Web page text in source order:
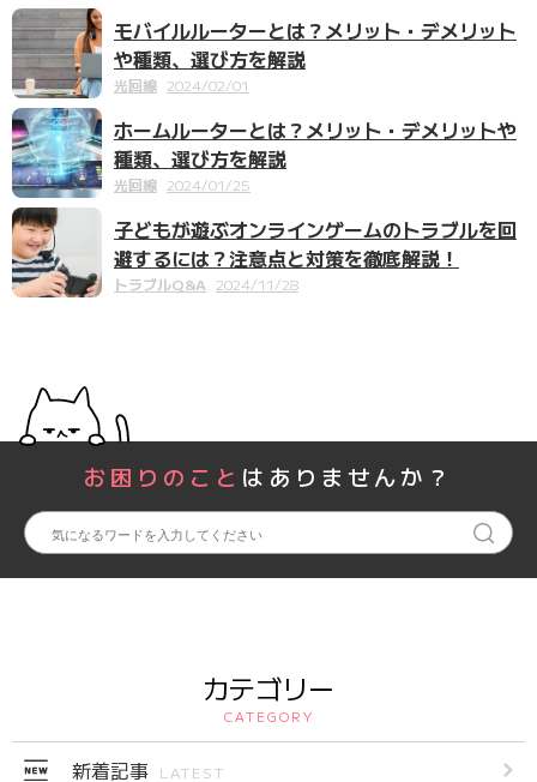
モバイルルーターとは？メリット・デメリット
や種類、選び方を解説
光回線 2024/02/01
ホームルーターとは？メリット・デメリットや
種類、選び方を解説
光回線 2024/01/25
子どもが遊ぶオンラインゲームのトラブルを回
避するには？注意点と対策を徹底解説！
トラブルQ&A 2024/11/28
お困りのこと はありませんか？
カテゴリー
CATEGORY
新着記事 LATEST